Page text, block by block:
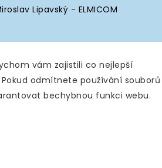
Lipavský - ELMICOM
vám zajistili co nejlepší
odmítnete používání souborů
bechybnou funkci webu.